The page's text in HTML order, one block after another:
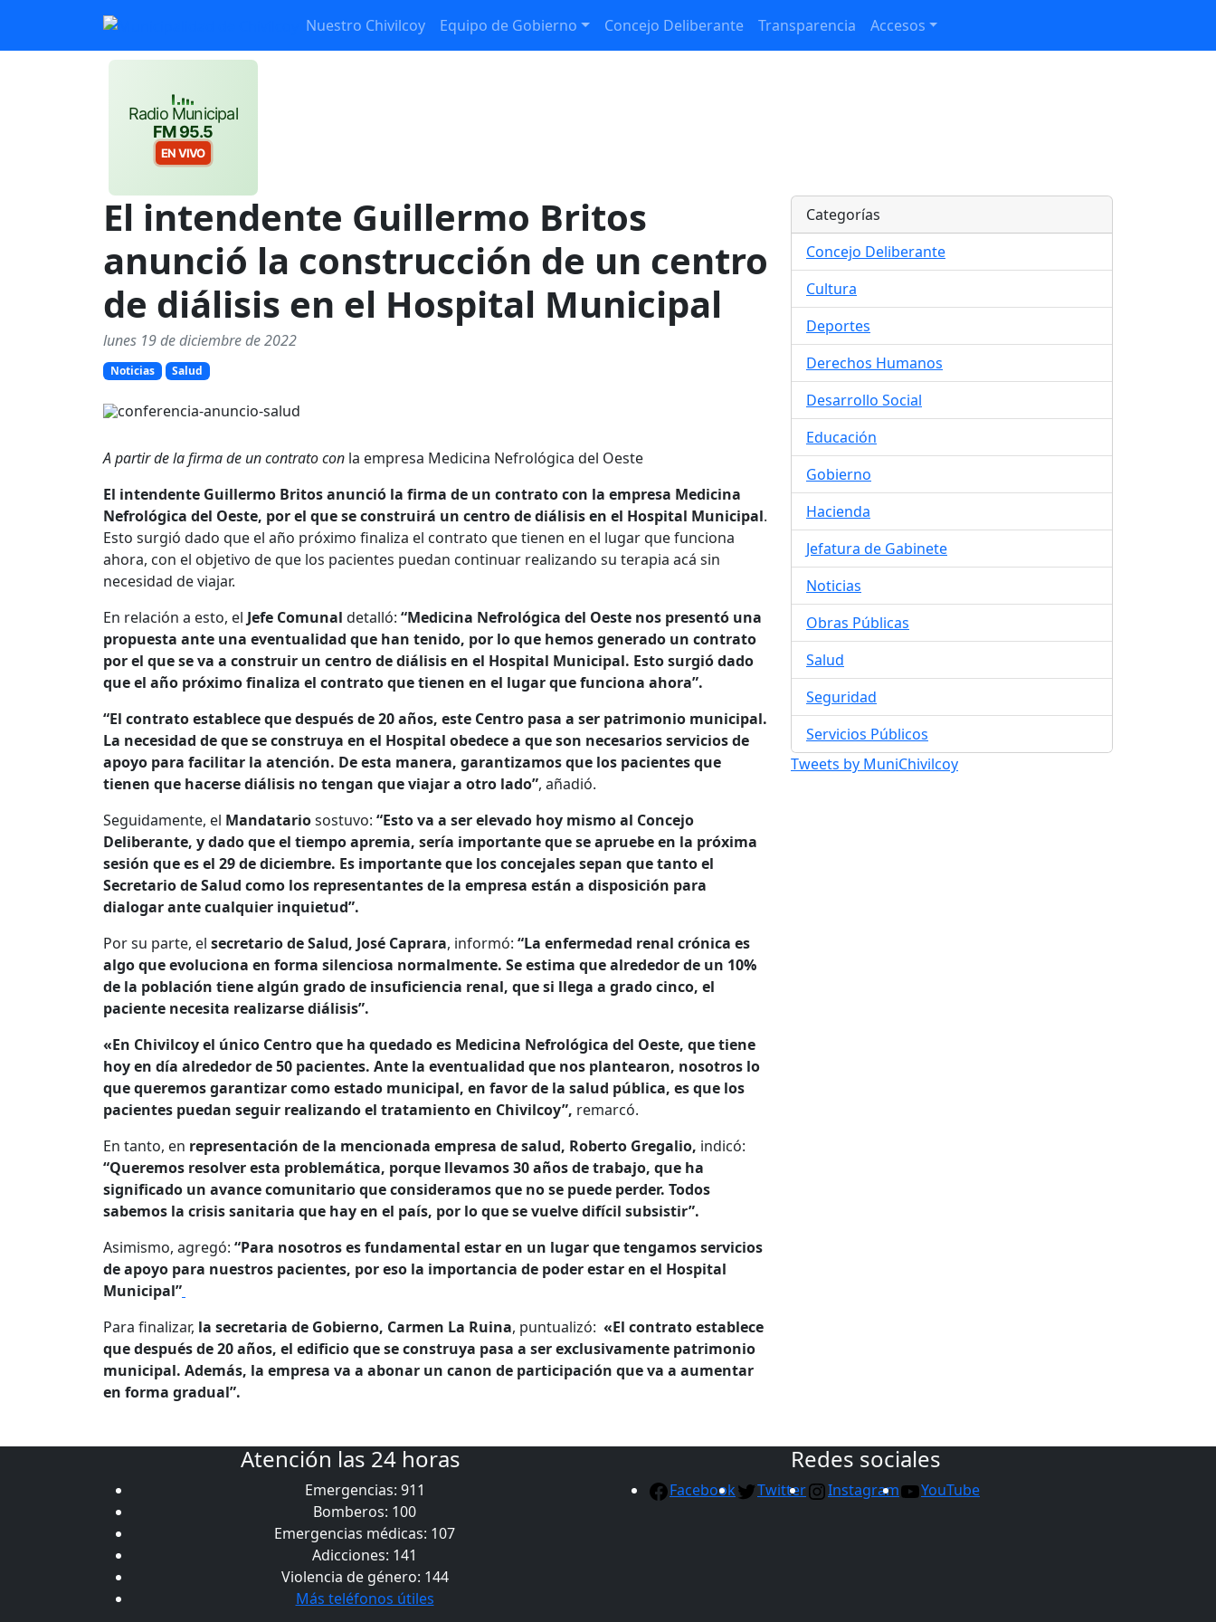
Nuestro Chivilcoy Equipo de Gobierno Concejo Deliberante Transparencia Accesos
Radio Municipal
FM 95.5
EN VIVO
El intendente Guillermo Britos
anunció la construcción de un centro
de diálisis en el Hospital Municipal
lunes 19 de diciembre de 2022
Noticias Salud
A partir de la firma de un contrato con la empresa Medicina Nefrológica del Oeste
El intendente Guillermo Britos anunció la firma de un contrato con la empresa Medicina
Nefrológica del Oeste, por el que se construirá un centro de diálisis en el Hospital Municipal.
Esto surgió dado que el año próximo finaliza el contrato que tienen en el lugar que funciona
ahora, con el objetivo de que los pacientes puedan continuar realizando su terapia acá sin
necesidad de viajar.
En relación a esto, el Jefe Comunal detalló: “Medicina Nefrológica del Oeste nos presentó una
propuesta ante una eventualidad que han tenido, por lo que hemos generado un contrato
por el que se va a construir un centro de diálisis en el Hospital Municipal. Esto surgió dado
que el año próximo finaliza el contrato que tienen en el lugar que funciona ahora”.
“El contrato establece que después de 20 años, este Centro pasa a ser patrimonio municipal.
La necesidad de que se construya en el Hospital obedece a que son necesarios servicios de
apoyo para facilitar la atención. De esta manera, garantizamos que los pacientes que
tienen que hacerse diálisis no tengan que viajar a otro lado”, añadió.
Seguidamente, el Mandatariosostuvo: “Esto va a ser elevado hoy mismo al Concejo
Deliberante, y dado que el tiempo apremia, sería importante que se apruebe en la próxima
sesión que es el 29 de diciembre. Es importante que los concejales sepan que tanto el
Secretario de Salud como los representantes de la empresa están a disposición para
dialogar ante cualquier inquietud”.
Por su parte, el secretario de Salud, José Caprara, informó: “La enfermedad renal crónica es
algo que evoluciona en forma silenciosa normalmente. Se estima que alrededor de un 10%
de la población tiene algún grado de insuficiencia renal, que si llega a grado cinco, el
paciente necesita realizarse diálisis”.
«En Chivilcoy el único Centro que ha quedado es Medicina Nefrológica del Oeste, que tiene
hoy en día alrededor de 50 pacientes. Ante la eventualidad que nos plantearon, nosotros lo
que queremos garantizar como estado municipal, en favor de la salud pública, es que los
pacientes puedan seguir realizando el tratamiento en Chivilcoy”, remarcó.
En tanto, en representación de la mencionada empresa de salud, Roberto Gregalio, indicó:
“Queremos resolver esta problemática, porque llevamos 30 años de trabajo, que ha
significado un avance comunitario que consideramos que no se puede perder. Todos
sabemos la crisis sanitaria que hay en el país, por lo que se vuelve difícil subsistir”.
Asimismo, agregó: “Para nosotros es fundamental estar en un lugar que tengamos servicios
de apoyo para nuestros pacientes, por eso la importancia de poder estar en el Hospital
Municipal”
Para finalizar, la secretaria de Gobierno, Carmen La Ruina, puntualizó: «El contrato establece
que después de 20 años, el edificio que se construya pasa a ser exclusivamente patrimonio
municipal. Además, la empresa va a abonar un canon de participación que va a aumentar
en forma gradual”.
Categorías
Concejo Deliberante
Cultura
Deportes
Derechos Humanos
Desarrollo Social
Educación
Gobierno
Hacienda
Jefatura de Gabinete
Noticias
Obras Públicas
Salud
Seguridad
Servicios Públicos
Tweets by MuniChivilcoy
Atención las 24 horas
Emergencias: 911
Bomberos: 100
Emergencias médicas: 107
Adicciones: 141
Violencia de género: 144
Más teléfonos útiles
Redes sociales
Facebook Twitter Instagram YouTube